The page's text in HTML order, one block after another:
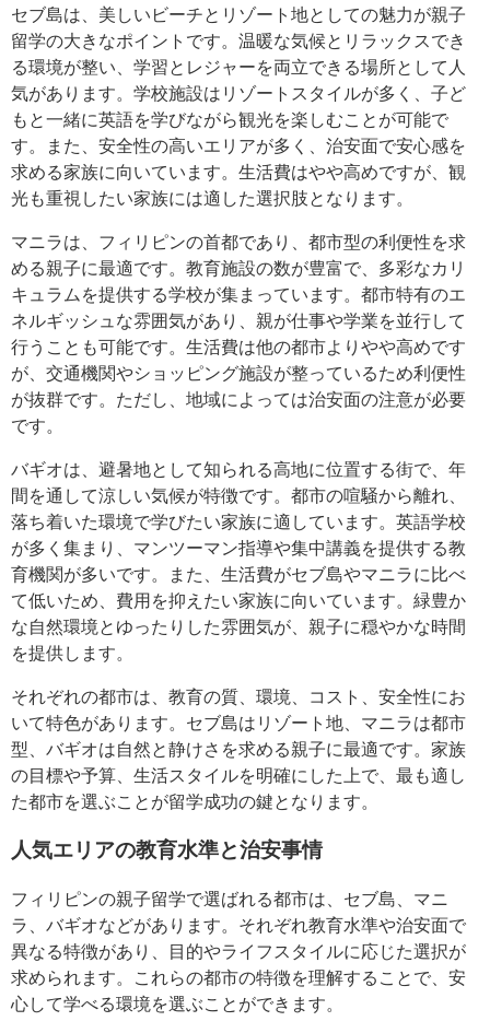
セブ島は、美しいビーチとリゾート地としての魅力が親子
留学の大きなポイントです。温暖な気候とリラックスでき
る環境が整い、学習とレジャーを両立できる場所として人
気があります。学校施設はリゾートスタイルが多く、子ど
もと一緒に英語を学びながら観光を楽しむことが可能で
す。また、安全性の高いエリアが多く、治安面で安心感を
求める家族に向いています。生活費はやや高めですが、観
光も重視したい家族には適した選択肢となります。
マニラは、フィリピンの首都であり、都市型の利便性を求
める親子に最適です。教育施設の数が豊富で、多彩なカリ
キュラムを提供する学校が集まっています。都市特有のエ
ネルギッシュな雰囲気があり、親が仕事や学業を並行して
行うことも可能です。生活費は他の都市よりやや高めです
が、交通機関やショッピング施設が整っているため利便性
が抜群です。ただし、地域によっては治安面の注意が必要
です。
バギオは、避暑地として知られる高地に位置する街で、年
間を通して涼しい気候が特徴です。都市の喧騒から離れ、
落ち着いた環境で学びたい家族に適しています。英語学校
が多く集まり、マンツーマン指導や集中講義を提供する教
育機関が多いです。また、生活費がセブ島やマニラに比べ
て低いため、費用を抑えたい家族に向いています。緑豊か
な自然環境とゆったりした雰囲気が、親子に穏やかな時間
を提供します。
それぞれの都市は、教育の質、環境、コスト、安全性にお
いて特色があります。セブ島はリゾート地、マニラは都市
型、バギオは自然と静けさを求める親子に最適です。家族
の目標や予算、生活スタイルを明確にした上で、最も適し
た都市を選ぶことが留学成功の鍵となります。
人気エリアの教育水準と治安事情
フィリピンの親子留学で選ばれる都市は、セブ島、マニ
ラ、バギオなどがあります。それぞれ教育水準や治安面で
異なる特徴があり、目的やライフスタイルに応じた選択が
求められます。これらの都市の特徴を理解することで、安
心して学べる環境を選ぶことができます。